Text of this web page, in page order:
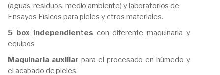
(aguas, residuos, medio ambiente) y laboratorios de
Ensayos Físicos para pieles y otros materiales.
5 box independientes con diferente maquinaria y
equipos
Maquinaria auxiliar para el procesado en húmedo y
el acabado de pieles.